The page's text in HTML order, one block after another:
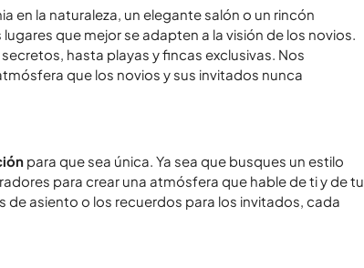
en la naturaleza, un elegante salón o un rincón
que mejor se adapten a la visión de los novios.
hasta playas y fincas exclusivas. Nos
que los novios y sus invitados nunca
para que sea única. Ya sea que busques un estilo
para crear una atmósfera que hable de ti y de tu
asiento o los recuerdos para los invitados, cada